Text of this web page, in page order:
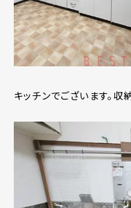
キッチンでございます。